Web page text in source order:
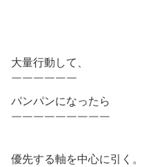
大量行動して、
￣￣￣￣￣￣
パンパンになったら
￣￣￣￣￣￣￣￣￣
優先する軸を中心に引く。